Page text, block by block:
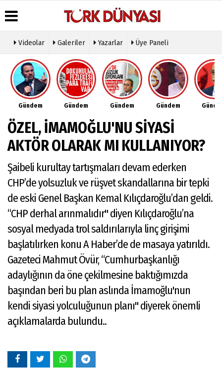
Üye Paneli
Haber
Arşivi
Gazete
Arşivi
Günün
Haberleri
Hava
Durumu
Gazete
Manşetleri
Anketler
Biyografiler
Köşe
Yazarları
Video
Galeri
Foto
Etkinlikler
Künye
İletişim
Çerez
Politikası
İlkeleri
Videolar Galeriler Yazarlar Üye Paneli
Gündem Gündem Gündem Gündem
ÖZEL, İMAMOĞLU'NU SİYASİ
AKTÖR OLARAK MI KULLANIYOR?
Şaibeli kurultay tartışmaları devam ederken
CHP’de yolsuzluk ve rüşvet skandallarına bir tepki
de eski Genel Başkan Kemal Kılıçdaroğlu’dan geldi.
“CHP derhal arınmalıdır" diyen Kılıçdaroğlu’na
sosyal medyada trol saldırılarıyla linç girişimi
başlatılırken konu A Haber’de de masaya yatırıldı.
Gazeteci Mahmut Övür, “Cumhurbaşkanlığı
adaylığının da öne çekilmesine baktığımızda
başından beri bu plan aslında İmamoğlu'nun
kendi siyasi yolculuğunun planı" diyerek önemli
açıklamalarda bulundu..